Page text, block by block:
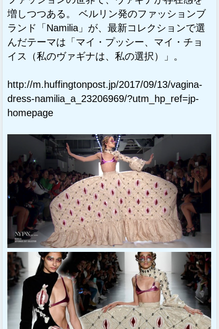
増しつつある。 ベルリン発のファッションブ
ランド「Namilia」が、最新コレクションで選
んだテーマは「マイ・プッシー、マイ・チョ
イス（私のヴァギナは、私の選択）」。
http://m.huffingtonpost.jp/2017/09/13/vagina-
dress-namilia_a_23206969/?utm_hp_ref=jp-
homepage